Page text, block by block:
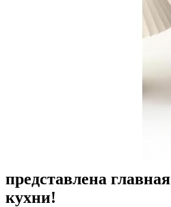
представлена
кухни!